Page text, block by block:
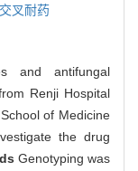
交叉耐药
and antifungal
Renji Hospital
of Medicine
the drug
Genotyping was